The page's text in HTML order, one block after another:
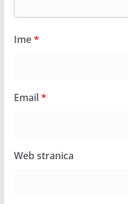
Ime*
Email*
Web stranica